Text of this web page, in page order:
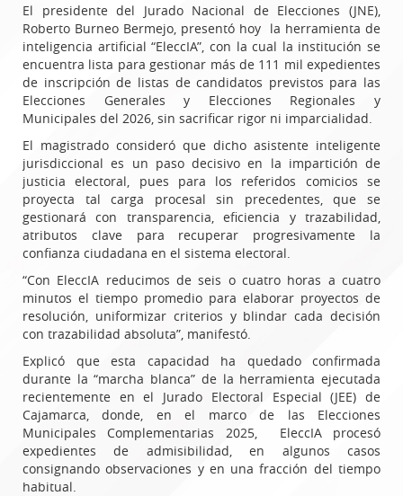
El presidente del Jurado Nacional de Elecciones (JNE),
Roberto Burneo Bermejo, presentó hoy la herramienta de
inteligencia artificial “EleccIA”, con la cual la institución se
encuentra lista para gestionar más de 111 mil expedientes
de inscripción de listas de candidatos previstos para las
Elecciones Generales y Elecciones Regionales y
Municipales del 2026, sin sacrificar rigor ni imparcialidad.
El magistrado consideró que dicho asistente inteligente
jurisdiccional es un paso decisivo en la impartición de
justicia electoral, pues para los referidos comicios se
proyecta tal carga procesal sin precedentes, que se
gestionará con transparencia, eficiencia y trazabilidad,
atributos clave para recuperar progresivamente la
confianza ciudadana en el sistema electoral.
“Con EleccIA reducimos de seis o cuatro horas a cuatro
minutos el tiempo promedio para elaborar proyectos de
resolución, uniformizar criterios y blindar cada decisión
con trazabilidad absoluta”, manifestó.
Explicó que esta capacidad ha quedado confirmada
durante la “marcha blanca” de la herramienta ejecutada
recientemente en el Jurado Electoral Especial (JEE) de
Cajamarca, donde, en el marco de las Elecciones
Municipales Complementarias 2025, EleccIA procesó
expedientes de admisibilidad, en algunos casos
consignando observaciones y en una fracción del tiempo
habitual.